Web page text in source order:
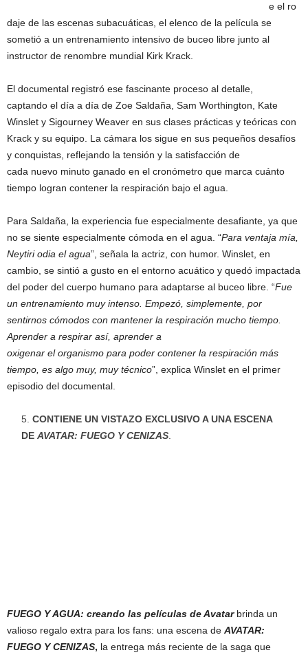
e el ro
daje de las escenas subacuáticas, el elenco de la película se
sometió a un entrenamiento intensivo de buceo libre junto al
instructor de renombre mundial Kirk Krack.
El documental registró ese fascinante proceso al detalle,
captando el día a día de Zoe Saldaña, Sam Worthington, Kate
Winslet y Sigourney Weaver en sus clases prácticas y teóricas con
Krack y su equipo. La cámara los sigue en sus pequeños desafíos
y conquistas, reflejando la tensión y la satisfacción de
cada nuevo minuto ganado en el cronómetro que marca cuánto
tiempo logran contener la respiración bajo el agua.
Para Saldaña, la experiencia fue especialmente desafiante, ya que
no se siente especialmente cómoda en el agua. “Para ventaja mía,
Neytiri odia el agua”, señala la actriz, con humor. Winslet, en
cambio, se sintió a gusto en el entorno acuático y quedó impactada
del poder del cuerpo humano para adaptarse al buceo libre. “Fue
un entrenamiento muy intenso. Empezó, simplemente, por
sentirnos cómodos con mantener la respiración mucho tiempo.
Aprender a respirar así, aprender a
oxigenar el organismo para poder contener la respiración más
tiempo, es algo muy, muy técnico”, explica Winslet en el primer
episodio del documental.
CONTIENE UN VISTAZO EXCLUSIVO A UNA ESCENA
DE AVATAR: FUEGO Y CENIZAS
FUEGO Y AGUA: creando las películas de Avatar brinda un
valioso regalo extra para los fans: una escena de AVATAR:
FUEGO Y CENIZAS, la entrega más reciente de la saga que